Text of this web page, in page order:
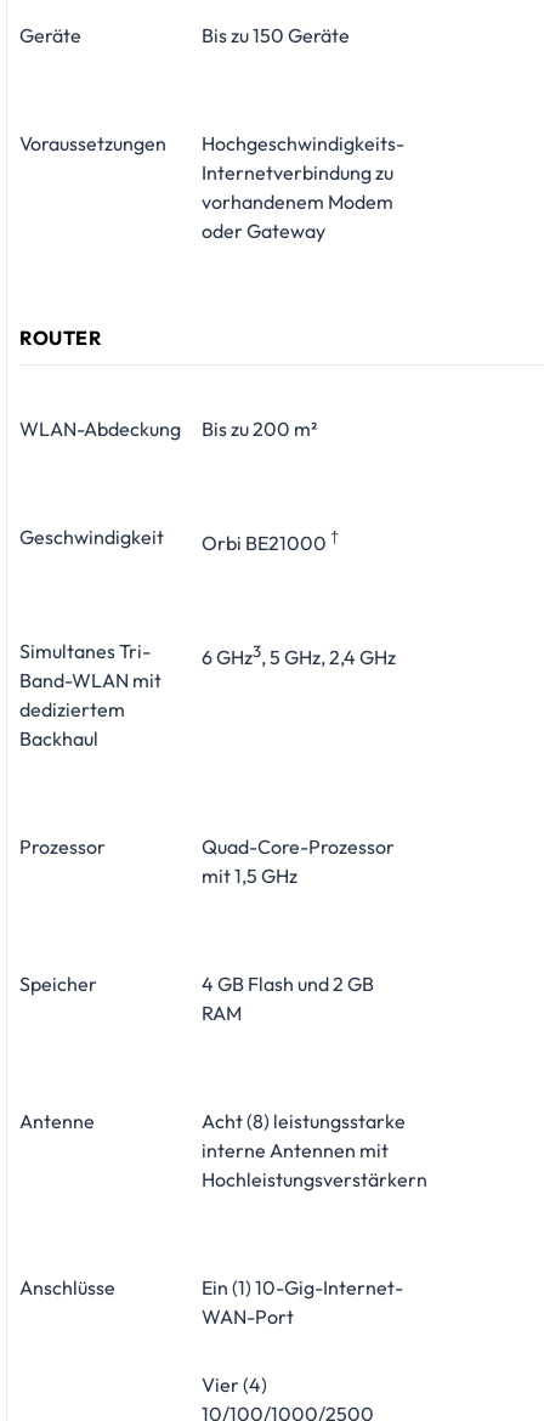
Geräte Bis zu 150 Geräte
Voraussetzungen
Hochgeschwindigkeits-
Internetverbindung zu
vorhandenem Modem
oder Gateway
ROUTER
WLAN-Abdeckung Bis zu 200 m²
Geschwindigkeit Orbi BE21000 †
Simultanes Tri-
Band-WLAN mit
dediziertem
Backhaul
6 GHz3, 5 GHz, 2,4 GHz
Prozessor
Quad-Core-Prozessor
mit 1,5 GHz
Speicher
4 GB Flash und 2 GB
RAM
Antenne
Acht (8) leistungsstarke
interne Antennen mit
Hochleistungsverstärkern
Anschlüsse
Ein (1) 10-Gig-Internet-
WAN-Port
Vier (4)
10/100/1000/2500